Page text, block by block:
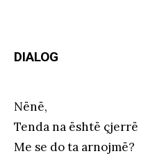
DIALOG
Nënë,
Tenda na është çjerrë
Me se do ta arnojmë?